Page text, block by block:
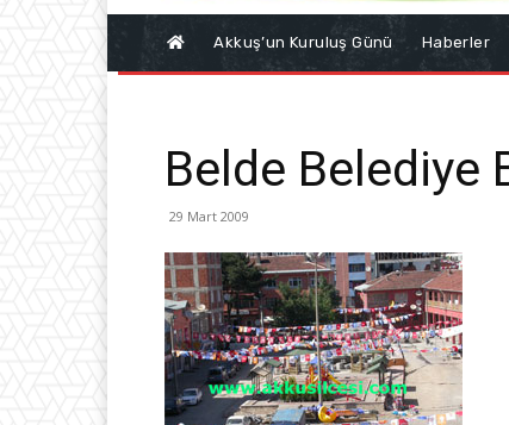
Akkuş’un Kuruluş Günü Haberler
Belde Belediye
29 Mart 2009